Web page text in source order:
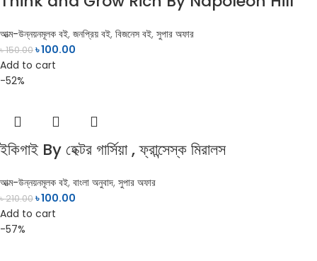
আত্ম-উন্নয়নমূলক বই, জনপ্রিয় বই, বিজনেস বই, সুপার অফার
৳150.00৳100.00
Add to cart
-52%
ইকিগাই By হেক্টর গার্সিয়া , ফ্রান্সেস্ক মিরালস
আত্ম-উন্নয়নমূলক বই, বাংলা অনুবাদ, সুপার অফার
৳210.00৳100.00
Add to cart
-57%